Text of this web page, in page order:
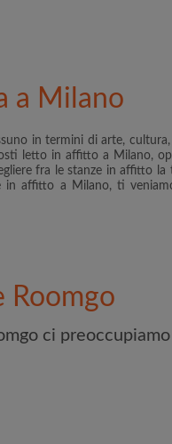
il
Con l'adesione a Roomgo
a Milano
in termini di arte,
letto in affitto a Milano,
fra le stanze in affitto la
in affitto a Milano, ti
Roomgo
ci